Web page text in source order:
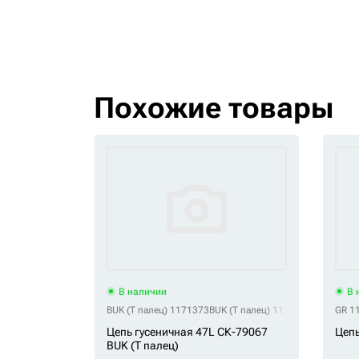
Похожие товары
В наличии
BUK (Т палец) 1171373BUK (Т палец) 117-1373 BUK (Т
Цепь гусеничная 47L СК-79067
BUK (Т палец)
В
GR